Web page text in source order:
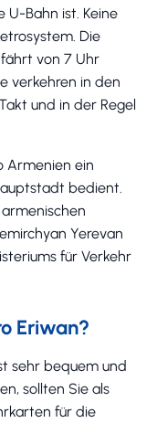
U-Bahn ist. Keine
Die
von 7 Uhr
verkehren in den
und in der Regel
Armenien ein
bedient.
Yerevan
für Verkehr
Eriwan?
sehr bequem und
sollten Sie als
für die